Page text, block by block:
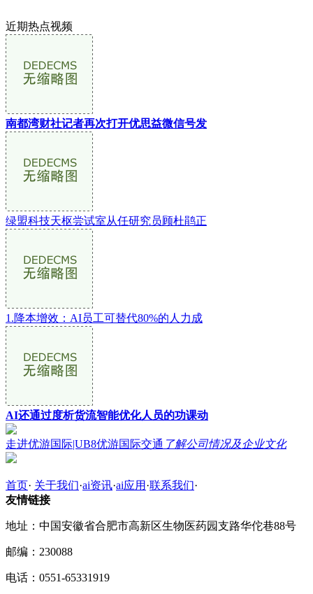
近期热点视频
南都湾财社记者再次打开优思益微信号发
绿盟科技天枢尝试室从任研究员顾杜鹃正
1.降本增效：AI员工可替代80%的人力成
AI还通过度析货流智能优化人员的功课动
走进优游国际|UB8优游国际交通 了解公司情况及企业文化
首页· 关于我们·ai资讯·ai应用 ·联系我们·
友情链接
地址：中国安徽省合肥市高新区生物医药园支路华佗巷88号
邮编：230088
电话：0551-65331919